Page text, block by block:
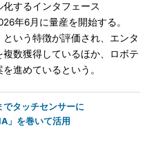
するインタフェース
年6月に量産を開始する。
という特徴が評価され、エンタ
数獲得しているほか、ロボテ
進めているという。
でタッチセンサーに
」を巻いて活用